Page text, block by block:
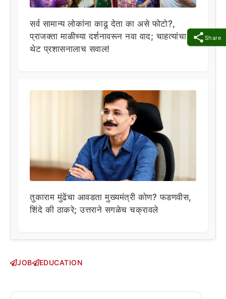
Share
सर्व सामान्य लोकांना काढू देता का असे फोटो?,
प्राजक्ता माळीच्या दर्शनावरून नवा वाद; चाहत्यांचा
थेट प्रशासनालाच सवाल!
तुकाराम मुंढेंचा आवडता मुख्यमंत्री कोण? फडणवीस,
शिंदे की ठाकरे; उत्तराने सगळेच चक्रावले
JOB EDUCATION